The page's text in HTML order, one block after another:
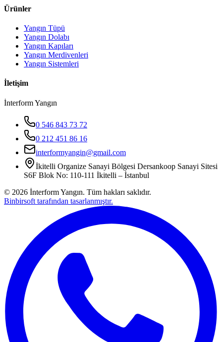
Ürünler
Yangın Tüpü
Yangın Dolabı
Yangın Kapıları
Yangın Merdivenleri
Yangın Sistemleri
İletişim
İnterform Yangın
0 546 843 73 72
0 212 451 86 16
interformyangin@gmail.com
İkitelli Organize Sanayi Bölgesi Dersankoop Sanayi Sitesi
S6F Blok No: 110-111 İkitelli – İstanbul
© 2026 İnterform Yangın. Tüm hakları saklıdır.
Binbirsoft tarafından tasarlanmıştır.